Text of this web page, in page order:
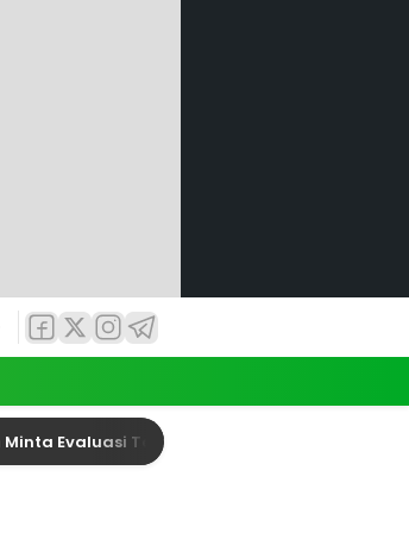
Total Keselamatan Pelayaran